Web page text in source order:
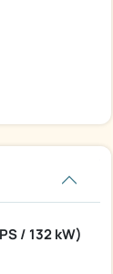
/ 132 kW)